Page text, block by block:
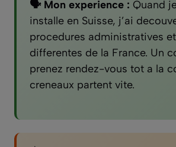
🗣️ Mon experience : Quand
installe en Suisse, j’ai
procedures administratives
differentes de la France. Un
prenez rendez-vous tot a la
creneaux partent vite.